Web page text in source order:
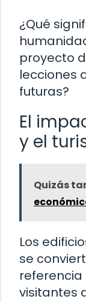
¿Qué
proyecto
lecciones
futuras?
El
y el
Quizás
Los
se
visitantes